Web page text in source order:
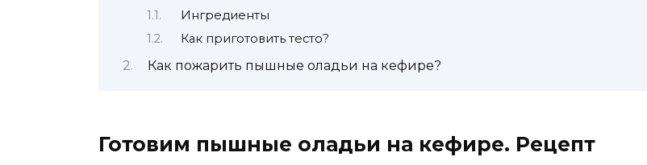
Ингредиенты
Как приготовить тесто?
Как пожарить пышные оладьи на кефире?
Готовим пышные оладьи на кефире. Рецепт